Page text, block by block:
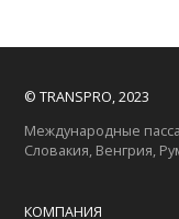
© TRANSPRO, 2023
Международные
Словакия, Венгрия,
КОМПАНИЯ